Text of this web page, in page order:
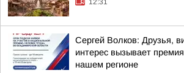
12:31
Сергей Волков: Друзья,
интерес вызывает
нашем регионе